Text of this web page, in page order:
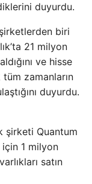
duyurdu.
biri
21 milyon
ve hisse
zamanların
duyurdu.
şirketi Quantum
1 milyon
satın